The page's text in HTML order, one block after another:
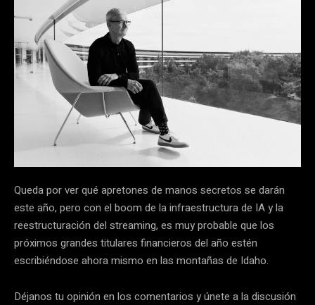
Queda por ver qué apretones de manos secretos se darán
este año, pero con el boom de la infraestructura de IA y la
reestructuración del streaming, es muy probable que los
próximos grandes titulares financieros del año estén
escribiéndose ahora mismo en las montañas de Idaho.
Déjanos tu opinión en los comentarios y únete a la discusión